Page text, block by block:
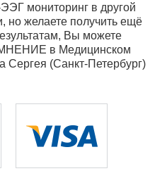
мониторинг в другой
но желаете получить ещё
Вы можете
МНЕНИЕ в Медицинском
Сергея (Санкт-Петербург)